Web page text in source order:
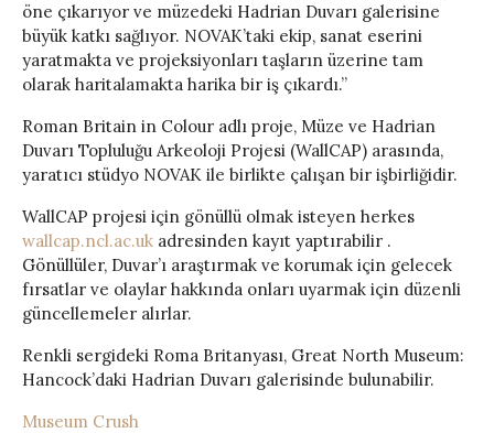
öne çıkarıyor ve müzedeki Hadrian Duvarı galerisine
büyük katkı sağlıyor. NOVAK’taki ekip, sanat eserini
yaratmakta ve projeksiyonları taşların üzerine tam
olarak haritalamakta harika bir iş çıkardı.”
Roman Britain in Colour adlı proje, Müze ve Hadrian
Duvarı Topluluğu Arkeoloji Projesi (WallCAP) arasında,
yaratıcı stüdyo NOVAK ile birlikte çalışan bir işbirliğidir.
WallCAP projesi için gönüllü olmak isteyen herkes
wallcap.ncl.ac.uk adresinden kayıt yaptırabilir .
Gönüllüler, Duvar’ı araştırmak ve korumak için gelecek
fırsatlar ve olaylar hakkında onları uyarmak için düzenli
güncellemeler alırlar.
Renkli sergideki Roma Britanyası, Great North Museum:
Hancock’daki Hadrian Duvarı galerisinde bulunabilir.
Museum Crush